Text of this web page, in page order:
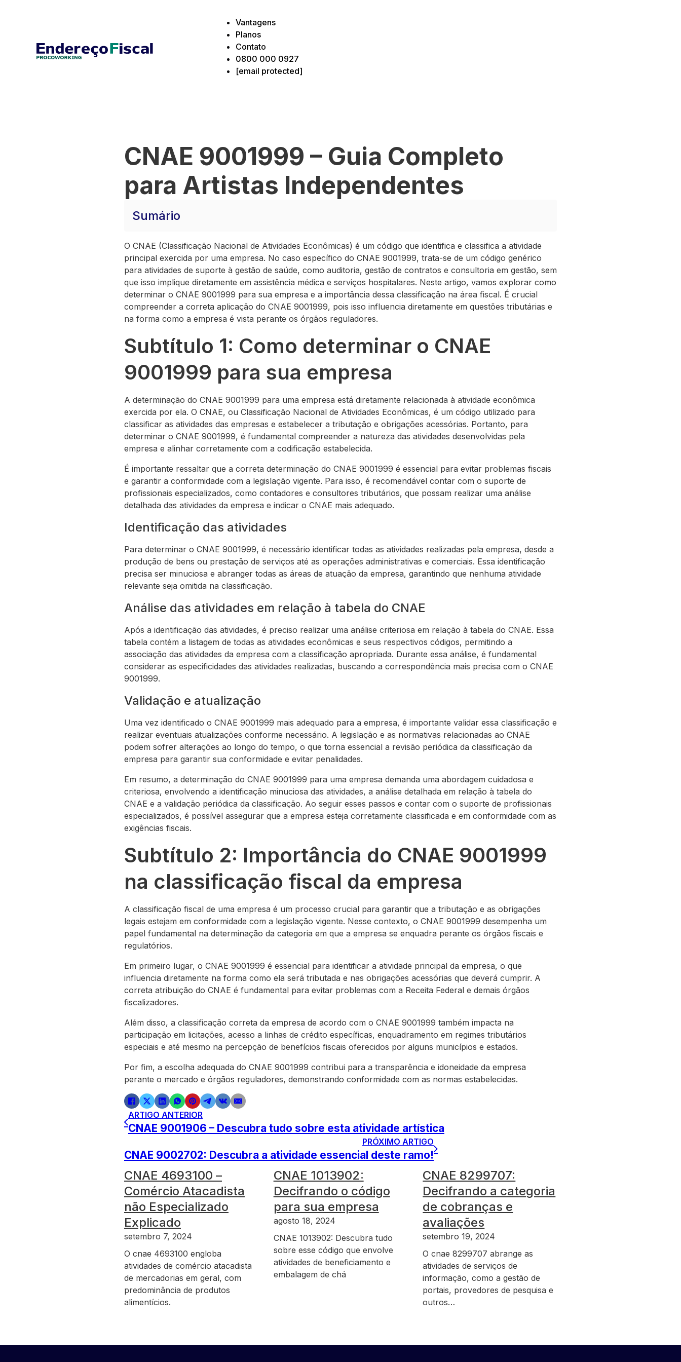
Vantagens
Planos
Contato
0800 000 0927
[email protected]
CNAE 9001999 – Guia Completo
para Artistas Independentes
Sumário
O CNAE (Classificação Nacional de Atividades Econômicas) é um código que identifica e classifica a atividade
principal exercida por uma empresa. No caso específico do CNAE 9001999, trata-se de um código genérico
para atividades de suporte à gestão de saúde, como auditoria, gestão de contratos e consultoria em gestão, sem
que isso implique diretamente em assistência médica e serviços hospitalares. Neste artigo, vamos explorar como
determinar o CNAE 9001999 para sua empresa e a importância dessa classificação na área fiscal. É crucial
compreender a correta aplicação do CNAE 9001999, pois isso influencia diretamente em questões tributárias e
na forma como a empresa é vista perante os órgãos reguladores.
Subtítulo 1: Como determinar o CNAE
9001999 para sua empresa
A determinação do CNAE 9001999 para uma empresa está diretamente relacionada à atividade econômica
exercida por ela. O CNAE, ou Classificação Nacional de Atividades Econômicas, é um código utilizado para
classificar as atividades das empresas e estabelecer a tributação e obrigações acessórias. Portanto, para
determinar o CNAE 9001999, é fundamental compreender a natureza das atividades desenvolvidas pela
empresa e alinhar corretamente com a codificação estabelecida.
É importante ressaltar que a correta determinação do CNAE 9001999 é essencial para evitar problemas fiscais
e garantir a conformidade com a legislação vigente. Para isso, é recomendável contar com o suporte de
profissionais especializados, como contadores e consultores tributários, que possam realizar uma análise
detalhada das atividades da empresa e indicar o CNAE mais adequado.
Identificação das atividades
Para determinar o CNAE 9001999, é necessário identificar todas as atividades realizadas pela empresa, desde a
produção de bens ou prestação de serviços até as operações administrativas e comerciais. Essa identificação
precisa ser minuciosa e abranger todas as áreas de atuação da empresa, garantindo que nenhuma atividade
relevante seja omitida na classificação.
Análise das atividades em relação à tabela do CNAE
Após a identificação das atividades, é preciso realizar uma análise criteriosa em relação à tabela do CNAE. Essa
tabela contém a listagem de todas as atividades econômicas e seus respectivos códigos, permitindo a
associação das atividades da empresa com a classificação apropriada. Durante essa análise, é fundamental
considerar as especificidades das atividades realizadas, buscando a correspondência mais precisa com o CNAE
9001999.
Validação e atualização
Uma vez identificado o CNAE 9001999 mais adequado para a empresa, é importante validar essa classificação e
realizar eventuais atualizações conforme necessário. A legislação e as normativas relacionadas ao CNAE
podem sofrer alterações ao longo do tempo, o que torna essencial a revisão periódica da classificação da
empresa para garantir sua conformidade e evitar penalidades.
Em resumo, a determinação do CNAE 9001999 para uma empresa demanda uma abordagem cuidadosa e
criteriosa, envolvendo a identificação minuciosa das atividades, a análise detalhada em relação à tabela do
CNAE e a validação periódica da classificação. Ao seguir esses passos e contar com o suporte de profissionais
especializados, é possível assegurar que a empresa esteja corretamente classificada e em conformidade com as
exigências fiscais.
Subtítulo 2: Importância do CNAE 9001999
na classificação fiscal da empresa
A classificação fiscal de uma empresa é um processo crucial para garantir que a tributação e as obrigações
legais estejam em conformidade com a legislação vigente. Nesse contexto, o CNAE 9001999 desempenha um
papel fundamental na determinação da categoria em que a empresa se enquadra perante os órgãos fiscais e
regulatórios.
Em primeiro lugar, o CNAE 9001999 é essencial para identificar a atividade principal da empresa, o que
influencia diretamente na forma como ela será tributada e nas obrigações acessórias que deverá cumprir. A
correta atribuição do CNAE é fundamental para evitar problemas com a Receita Federal e demais órgãos
fiscalizadores.
Além disso, a classificação correta da empresa de acordo com o CNAE 9001999 também impacta na
participação em licitações, acesso a linhas de crédito específicas, enquadramento em regimes tributários
especiais e até mesmo na percepção de benefícios fiscais oferecidos por alguns municípios e estados.
Por fim, a escolha adequada do CNAE 9001999 contribui para a transparência e idoneidade da empresa
perante o mercado e órgãos reguladores, demonstrando conformidade com as normas estabelecidas.
ARTIGO ANTERIOR
CNAE 9001906 – Descubra tudo sobre esta atividade artística
PRÓXIMO ARTIGO
CNAE 9002702: Descubra a atividade essencial deste ramo!
CNAE 4693100 –
Comércio Atacadista
não Especializado
Explicado
setembro 7, 2024
O cnae 4693100 engloba
atividades de comércio atacadista
de mercadorias em geral, com
predominância de produtos
alimentícios.
CNAE 1013902:
Decifrando o código
para sua empresa
agosto 18, 2024
CNAE 1013902: Descubra tudo
sobre esse código que envolve
atividades de beneficiamento e
embalagem de chá
CNAE 8299707:
Decifrando a categoria
de cobranças e
avaliações
setembro 19, 2024
O cnae 8299707 abrange as
atividades de serviços de
informação, como a gestão de
portais, provedores de pesquisa e
outros…